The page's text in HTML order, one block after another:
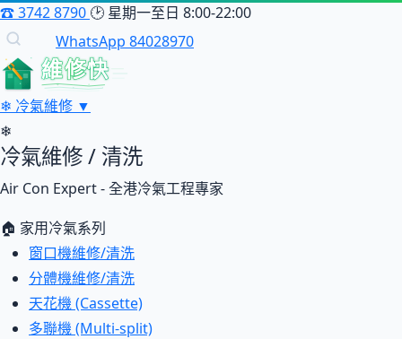
☎3742 8790 🕑 星期一至日 8:00-22:00
WhatsApp 84028970
維修快
❄ 冷氣維修 ▼
❄
冷氣維修 / 清洗
Air Con Expert - 全港冷氣工程專家
🏠 家用冷氣系列
窗口機維修/清洗
分體機維修/清洗
天花機 (Cassette)
多聯機 (Multi-split)